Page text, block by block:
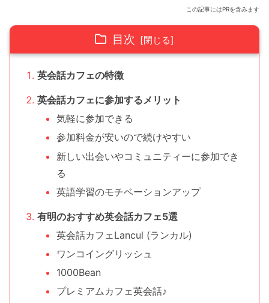
この記事にはPRを含みます
目次
英会話カフェの特徴
英会話カフェに参加するメリット
気軽に参加できる
参加料金が安いので続けやすい
新しい出会いやコミュニティーに参加でき
る
英語学習のモチベーションアップ
有明のおすすめ英会話カフェ5選
英会話カフェLancul (ランカル)
ワンコイングリッシュ
1000Bean
プレミアムカフェ英会話♪